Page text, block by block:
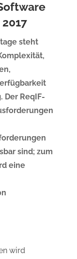
steht
Der ReqIF-
sind; zum
eine
wird